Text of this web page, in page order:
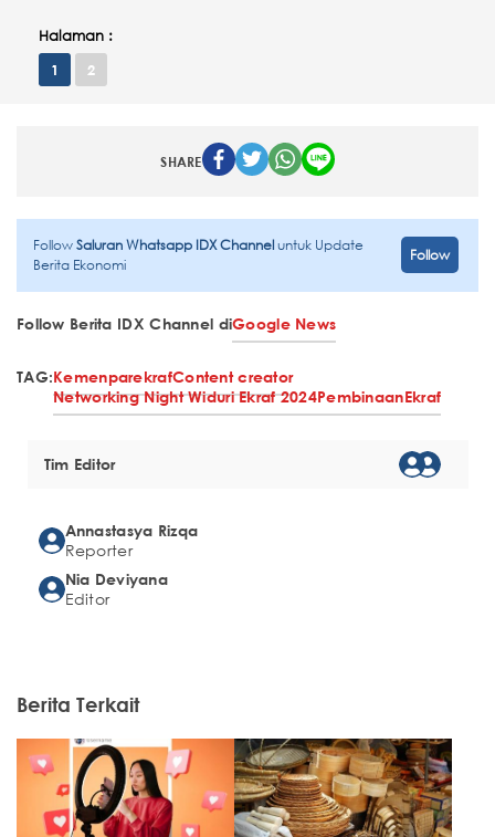
Halaman :
1 2
SHARE
FollowSaluran Whatsapp IDX Channeluntuk Update
Berita Ekonomi
Follow
Follow Berita IDX Channel diGoogle News
TAG:KemenparekrafContent creator
Networking Night Widuri Ekraf 2024PembinaanEkraf
Tim Editor
Annastasya Rizqa
Reporter
Nia Deviyana
Editor
Berita Terkait